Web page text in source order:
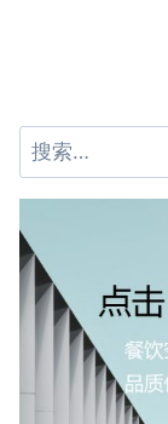
搜
索：